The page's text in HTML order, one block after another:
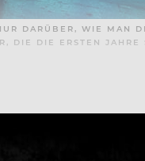
DARÜBER, WIE MAN
DIE DIE ERSTEN JAHRE